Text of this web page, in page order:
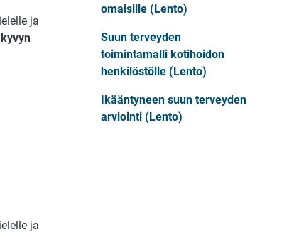
ja
ja
omaisille (Lento)
Suun terveyden
toimintamalli kotihoidon
henkilöstölle (Lento)
Ikääntyneen suun terveyden
arviointi (Lento)